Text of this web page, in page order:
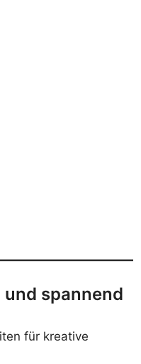
spannend
für kreative